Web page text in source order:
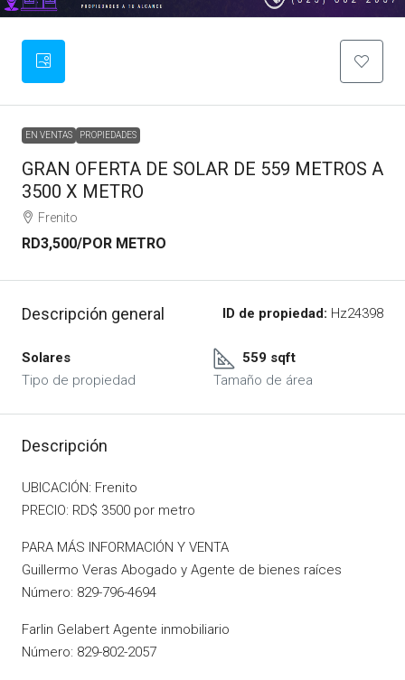
EN VENTAS PROPIEDADES
GRAN OFERTA DE SOLAR DE 559 METROS A
3500 X METRO
Frenito
RD3,500/POR METRO
Descripción general ID de propiedad: Hz24398
Solares
Tipo de propiedad
559 sqft
Tamaño de área
Descripción
UBICACIÓN: Frenito
PRECIO: RD$ 3500 por metro
PARA MÁS INFORMACIÓN Y VENTA
Guillermo Veras Abogado y Agente de bienes raíces
Número: 829-796-4694
Farlin Gelabert Agente inmobiliario
Número: 829-802-2057